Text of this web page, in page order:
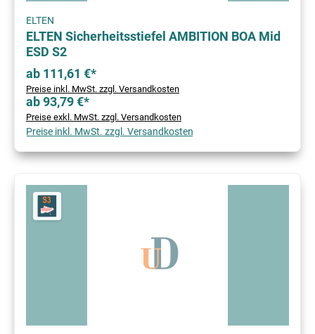
ELTEN
ELTEN Sicherheitsstiefel AMBITION BOA Mid
ESD S2
ab 111,61 €*
Preise inkl. MwSt. zzgl. Versandkosten
ab 93,79 €*
Preise exkl. MwSt. zzgl. Versandkosten
Preise inkl. MwSt. zzgl. Versandkosten